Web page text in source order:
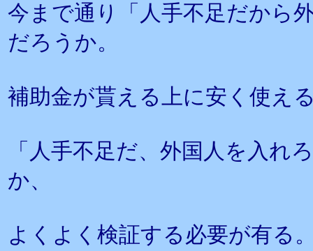
今まで通り「人手不足だから
だろうか。
補助金が貰える上に安く使え
「人手不足だ、外国人を入れ
か、
よくよく検証する必要が有る